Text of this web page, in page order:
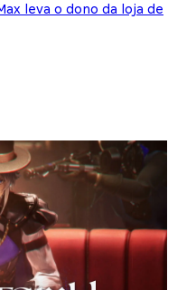
leva o dono da loja de